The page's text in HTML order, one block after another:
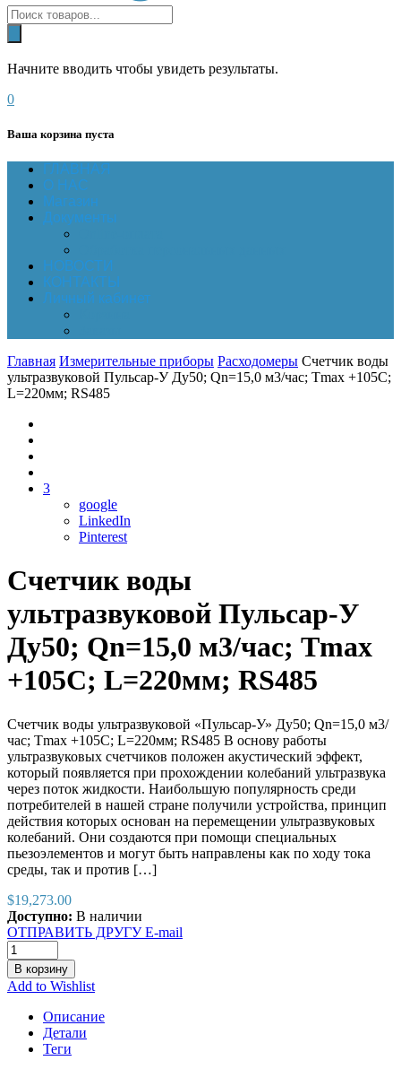
Начните вводить чтобы увидеть результаты.
0
Ваша корзина пуста
ГЛАВНАЯ
О НАС
Магазин
Документы
НОВОСТИ
КОНТАКТЫ
Личный кабинет
Главная Измерительные приборы Расходомеры Счетчик воды
ультразвуковой Пульсар-У Ду50; Qn=15,0 м3/час; Tmax +105C;
L=220мм; RS485
3
google
LinkedIn
Pinterest
Счетчик воды
ультразвуковой Пульсар-У
Ду50; Qn=15,0 м3/час; Tmax
+105C; L=220мм; RS485
Счетчик воды ультразвуковой «Пульсар-У» Ду50; Qn=15,0 м3/
час; Tmax +105C; L=220мм; RS485 В основу работы
ультразвуковых счетчиков положен акустический эффект,
который появляется при прохождении колебаний ультразвука
через поток жидкости. Наибольшую популярность среди
потребителей в нашей стране получили устройства, принцип
действия которых основан на перемещении ультразвуковых
колебаний. Они создаются при помощи специальных
пьезоэлементов и могут быть направлены как по ходу тока
среды, так и против […]
$19,273.00
Доступно: В наличии
ОТПРАВИТЬ ДРУГУ E-mail
В корзину
Add to Wishlist
Описание
Детали
Теги